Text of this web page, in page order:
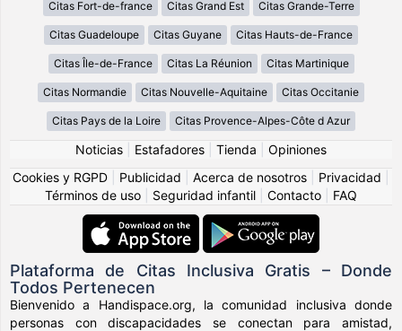
Citas Fort-de-france Citas Grand Est Citas Grande-Terre
Citas Guadeloupe Citas Guyane Citas Hauts-de-France
Citas Île-de-France Citas La Réunion Citas Martinique
Citas Normandie Citas Nouvelle-Aquitaine Citas Occitanie
Citas Pays de la Loire Citas Provence-Alpes-Côte d Azur
Noticias Estafadores Tienda
Opiniones
Cookies y RGPD
Publicidad Acerca de nosotros Privacidad
Términos de uso
Seguridad infantil Contacto FAQ
Plataforma de Citas Inclusiva Gratis – Donde
Todos Pertenecen
Bienvenido a Handispace.org, la comunidad inclusiva donde
personas con discapacidades se conectan para amistad,